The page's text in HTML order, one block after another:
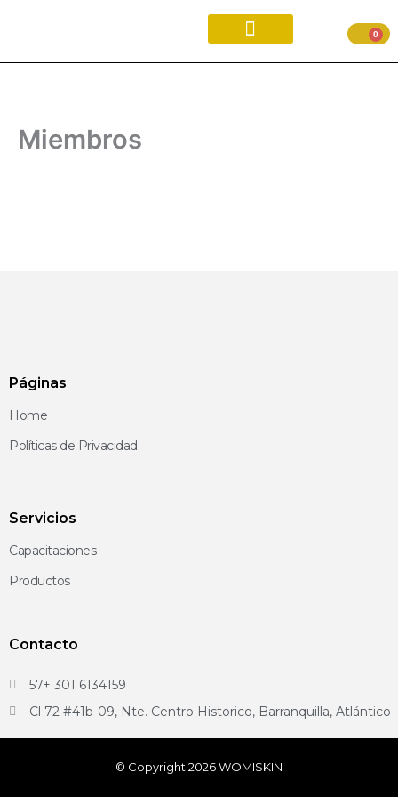
0
Miembros
Páginas
Home
Políticas de Privacidad
Servicios
Capacitaciones
Productos
Contacto
57+ 301 6134159
Cl 72 #41b-09, Nte. Centro Historico, Barranquilla, Atlántico
© Copyright 2026 WOMISKIN